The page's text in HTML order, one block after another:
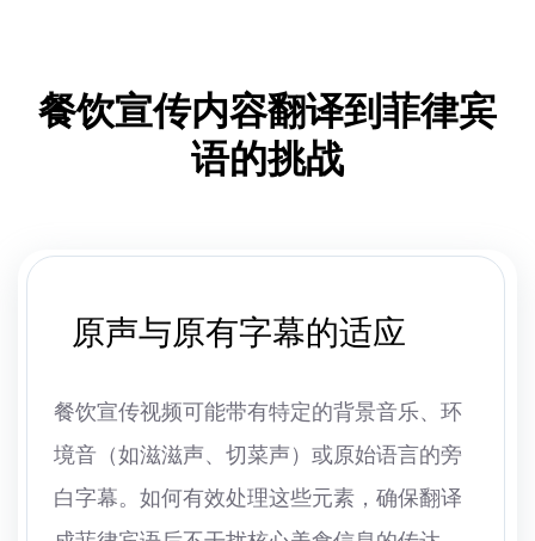
餐饮宣传内容翻译到菲律宾
语的挑战
原声与原有字幕的适应
餐饮宣传视频可能带有特定的背景音乐、环
境音（如滋滋声、切菜声）或原始语言的旁
白字幕。如何有效处理这些元素，确保翻译